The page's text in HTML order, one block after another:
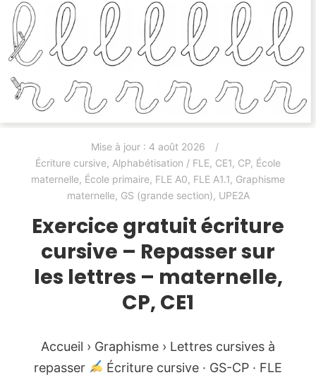
Mise à jour : 4 août 2026
Écriture cursive, Alphabétisation / FLE, CE1, CP, École
maternelle, École primaire, FLE A0, FLE A1.1, Graphisme
maternelle, GS (grande section), UPE2A
Exercice gratuit écriture
cursive – Repasser sur
les lettres – maternelle,
CP, CE1
Accueil › Graphisme › Lettres cursives à
repasser
Écriture cursive · GS-CP · FLE